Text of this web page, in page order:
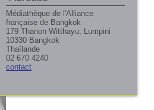
Médiathèque de l'Alliance
française de Bangkok
179 Thanon Witthayu, Lumpini
10330 Bangkok
Thaïlande
02 670 4240
contact